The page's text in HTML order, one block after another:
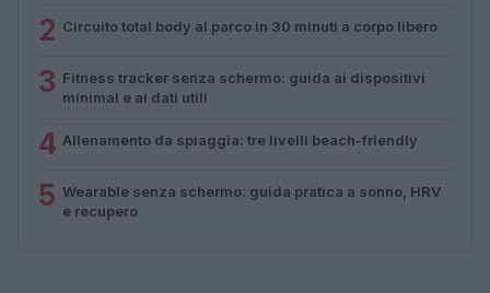
2 Circuito total body al parco in 30 minuti a corpo libero
3 Fitness tracker senza schermo: guida ai dispositivi
minimal e ai dati utili
4 Allenamento da spiaggia: tre livelli beach-friendly
5 Wearable senza schermo: guida pratica a sonno, HRV
e recupero